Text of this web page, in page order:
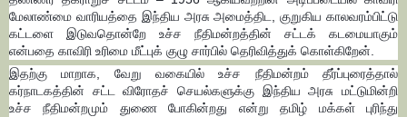
மேலாண்மை வாரியத்தை இந்திய அரசு அமைத்திட, குறுகிய காலவரம்பிட்டு
கட்டளை இடுவதொன்றே உச்ச நீதிமன்றத்தின் சட்டக் கடமையாகும்
என்பதை காவிரி உரிமை மீட்புக் குழு சார்பில் தெரிவித்துக் கொள்கிறேன்.
இதற்கு மாறாக, வேறு வகையில் உச்ச நீதிமன்றம் தீர்ப்புரைத்தால்
கர்நாடகத்தின் சட்ட விரோதச் செயல்களுக்கு இந்திய அரசு மட்டுமின்றி
உச்ச நீதிமன்றமும் துணை போகின்றது என்று தமிழ் மக்கள் புரிந்து